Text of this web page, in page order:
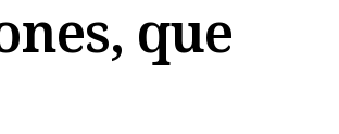
que